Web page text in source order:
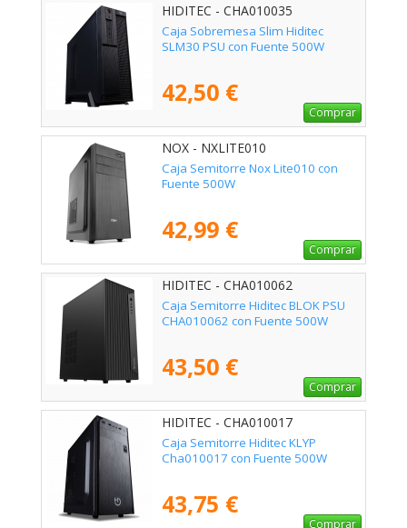
HIDITEC - CHA010035
Caja Sobremesa Slim Hiditec
SLM30 PSU con Fuente 500W
42,50 €
Comprar
NOX - NXLITE010
Caja Semitorre Nox Lite010 con
Fuente 500W
42,99 €
Comprar
HIDITEC - CHA010062
Caja Semitorre Hiditec BLOK PSU
CHA010062 con Fuente 500W
43,50 €
Comprar
HIDITEC - CHA010017
Caja Semitorre Hiditec KLYP
Cha010017 con Fuente 500W
43,75 €
Comprar